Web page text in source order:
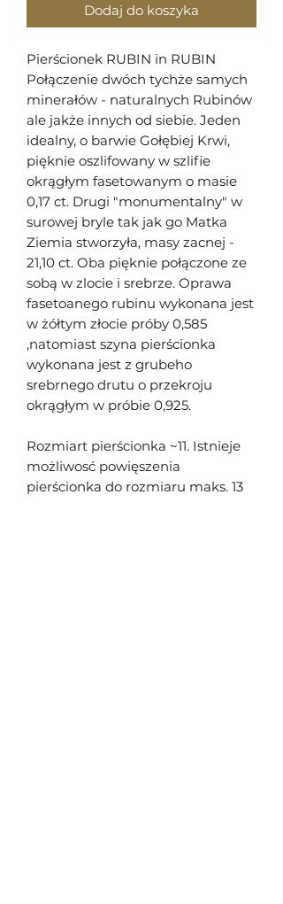
Dodaj do koszyka
Pierścionek RUBIN in RUBIN
Połączenie dwóch tychże samych
minerałów - naturalnych Rubinów
ale jakże innych od siebie. Jeden
idealny, o barwie Gołębiej Krwi,
pięknie oszlifowany w szlifie
okrągłym fasetowanym o masie
0,17 ct. Drugi "monumentalny" w
surowej bryle tak jak go Matka
Ziemia stworzyła, masy zacnej -
21,10 ct. Oba pięknie połączone ze
sobą w zlocie i srebrze. Oprawa
fasetoanego rubinu wykonana jest
w żółtym złocie próby 0,585
,natomiast szyna pierścionka
wykonana jest z grubeho
srebrnego drutu o przekroju
okrągłym w próbie 0,925.
Rozmiart pierścionka ~11. Istnieje
możliwosć powięszenia
pierścionka do rozmiaru maks. 13